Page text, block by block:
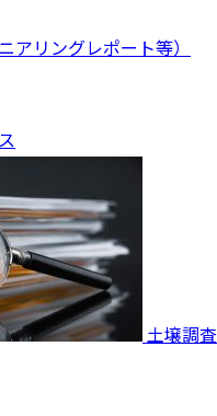
アリングレポート等）
土壌調査